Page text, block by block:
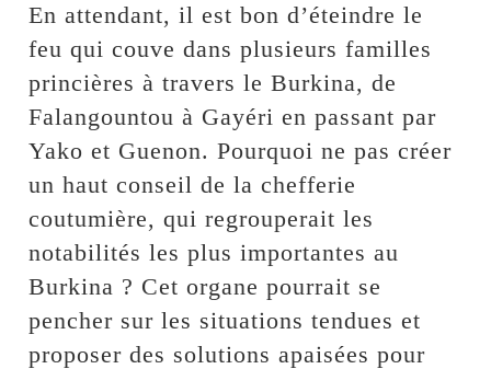
En attendant, il est bon d’éteindre le
feu qui couve dans plusieurs familles
princières à travers le Burkina, de
Falangountou à Gayéri en passant par
Yako et Guenon. Pourquoi ne pas créer
un haut conseil de la chefferie
coutumière, qui regrouperait les
notabilités les plus importantes au
Burkina ? Cet organe pourrait se
pencher sur les situations tendues et
proposer des solutions apaisées pour